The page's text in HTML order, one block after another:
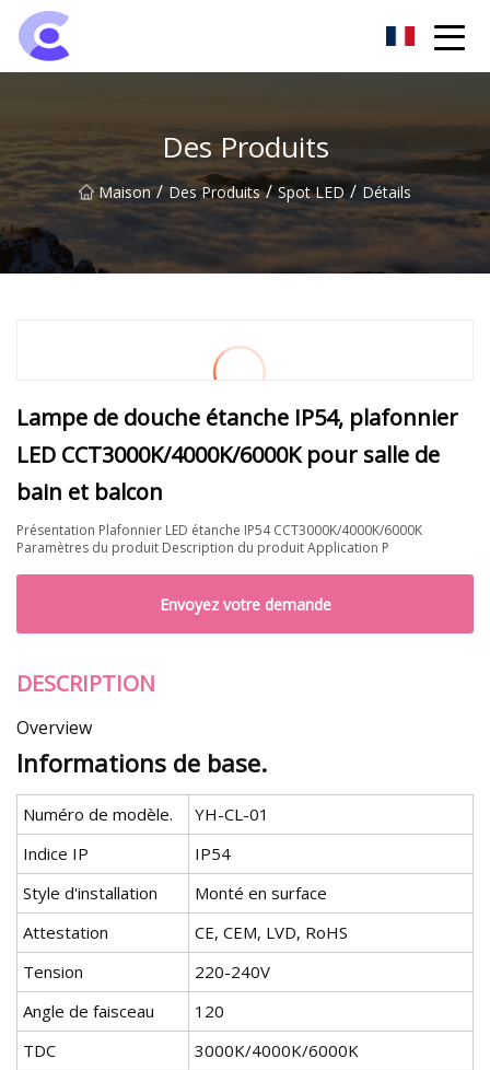
Des Produits
Maison / Des Produits / Spot LED / Détails
Lampe de douche étanche IP54, plafonnier
LED CCT3000K/4000K/6000K pour salle de
bain et balcon
Présentation Plafonnier LED étanche IP54 CCT3000K/4000K/6000K
Paramètres du produit Description du produit Application P
Envoyez votre demande
DESCRIPTION
Overview
Informations de base.
Numéro de modèle.
YH-CL-01
Indice IP
IP54
Style d'installation
Monté en surface
Attestation
CE, CEM, LVD, RoHS
Tension
220-240V
Angle de faisceau
120
TDC
3000K/4000K/6000K